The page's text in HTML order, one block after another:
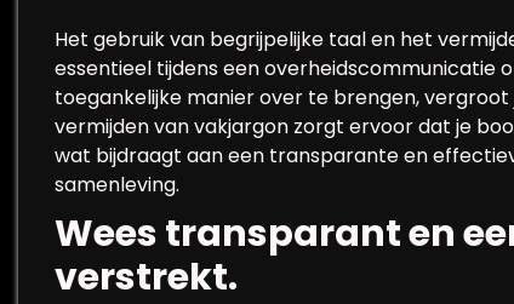
Het gebruik van begrijpelijke taal en het
essentieel tijdens een overheidscommunicatie
toegankelijke manier over te brengen,
vermijden van vakjargon zorgt ervoor dat je
wat bijdraagt aan een transparante en
samenleving.
Wees transparant en
verstrekt.